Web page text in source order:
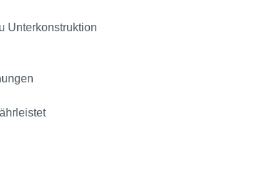
Unterkonstruktion